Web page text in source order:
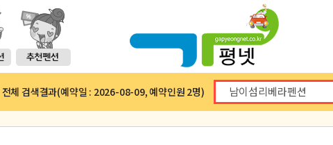
전체 검색결과(예약일 : 2026-08-09, 예약인원 2명)